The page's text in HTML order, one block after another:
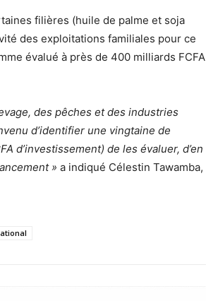
filières (huile de palme et soja
des exploitations familiales pour ce
évalué à près de 400 milliards FCFA
des pêches et des industries
d’identifier une vingtaine de
d’investissement) de les évaluer, d’en
» a indiqué Célestin Tawamba,